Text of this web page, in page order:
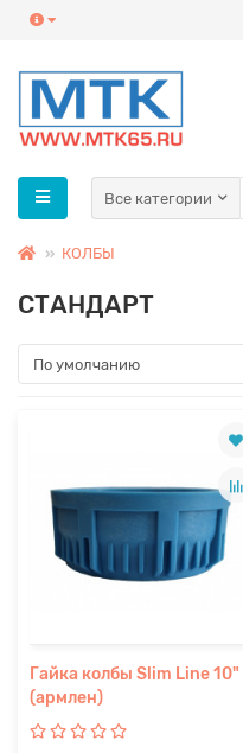
Все категории
КОЛБЫ
СТАНДАРТ
Гайка колбы Slim Line 10"
(армлен)